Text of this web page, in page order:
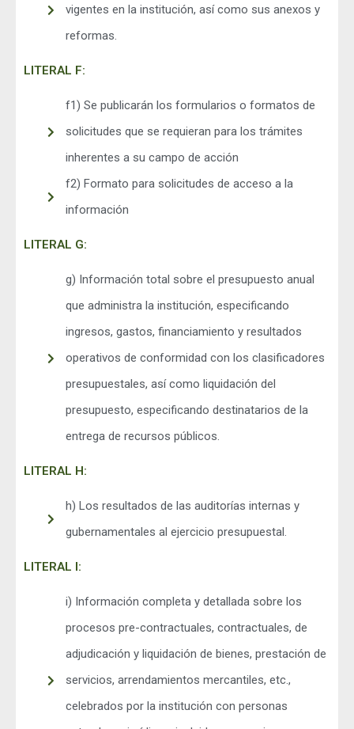
vigentes en la institución, así como sus anexos y
reformas.
LITERAL F:
f1) Se publicarán los formularios o formatos de
solicitudes que se requieran para los trámites
inherentes a su campo de acción
f2) Formato para solicitudes de acceso a la
información
LITERAL G:
g) Información total sobre el presupuesto anual
que administra la institución, especificando
ingresos, gastos, financiamiento y resultados
operativos de conformidad con los clasificadores
presupuestales, así como liquidación del
presupuesto, especificando destinatarios de la
entrega de recursos públicos.
LITERAL H:
h) Los resultados de las auditorías internas y
gubernamentales al ejercicio presupuestal.
LITERAL I:
i) Información completa y detallada sobre los
procesos pre-contractuales, contractuales, de
adjudicación y liquidación de bienes, prestación de
servicios, arrendamientos mercantiles, etc.,
celebrados por la institución con personas